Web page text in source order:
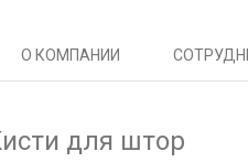
О КОМПАНИИ
для штор